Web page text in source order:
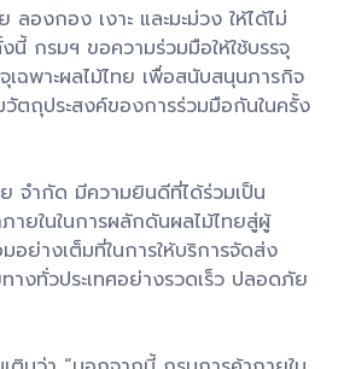
ลองกอง เงาะ และมะม่วง ให้ได้ไม่
กรมฯ ขอความร่วมมือให้ใช้บรรจุ
ฉพาะผลไม้ไทย เพื่อสนับสนุนภารกิจ
ตถุประสงค์ของการร่วมมือกันในครั้ง
จำกัด มีความยินดีที่ได้ร่วมเป็น
ยในในการผลักดันผลไม้ไทยสู่ผู้
อย่างเต็มที่ในการให้บริการจัดส่ง
งทั่วประเทศอย่างรวดเร็ว ปลอดภัย